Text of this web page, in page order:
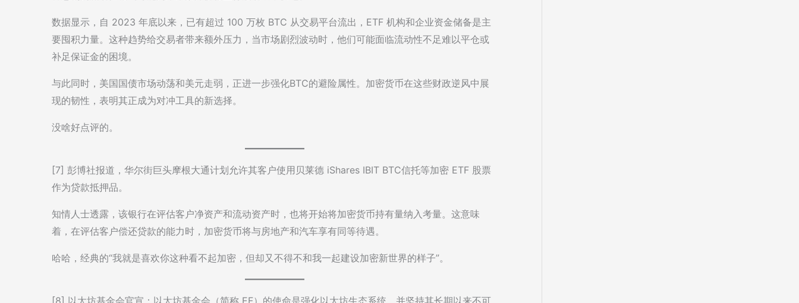
数据显示，自 2023 年底以来，已有超过 100 万枚 BTC 从交易平台流出，ETF 机构和企业资金储备是主
要囤积力量。这种趋势给交易者带来额外压力，当市场剧烈波动时，他们可能面临流动性不足难以平仓或
补足保证金的困境。
与此同时，美国国债市场动荡和美元走弱，正进一步强化BTC的避险属性。加密货币在这些财政逆风中展
现的韧性，表明其正成为对冲工具的新选择。
没啥好点评的。
[7] 彭博社报道，华尔街巨头摩根大通计划允许其客户使用贝莱德 iShares IBIT BTC信托等加密 ETF 股票
作为贷款抵押品。
知情人士透露，该银行在评估客户净资产和流动资产时，也将开始将加密货币持有量纳入考量。这意味
着，在评估客户偿还贷款的能力时，加密货币将与房地产和汽车享有同等待遇。
哈哈，经典的“我就是喜欢你这种看不起加密，但却又不得不和我一起建设加密新世界的样子”。